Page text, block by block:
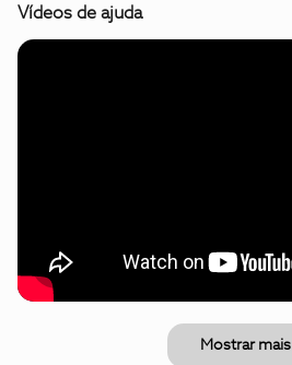
Vídeos de ajuda
Mostrar mais